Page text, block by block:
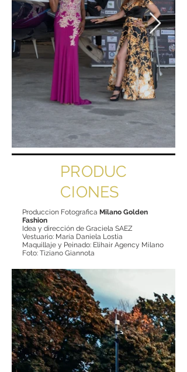
PRODUC
CIONES
Produccion Fotografica Milano Golden
Fashion
Idea y dirección de Graciela SAEZ
Vestuario: María Daniela Lostia
Maquillaje y Peinado: Elihair Agency Milano
Foto: Tiziano Giannota